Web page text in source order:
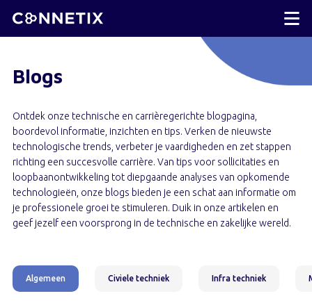
Blogs
Ontdek onze technische en carrièregerichte blogpagina,
boordevol informatie, inzichten en tips. Verken de nieuwste
technologische trends, verbeter je vaardigheden en zet stappen
richting een succesvolle carrière. Van tips voor sollicitaties en
loopbaanontwikkeling tot diepgaande analyses van opkomende
technologieën, onze blogs bieden je een schat aan informatie om
je professionele groei te stimuleren. Duik in onze artikelen en
geef jezelf een voorsprong in de technische en zakelijke wereld.
Algemeen Civiele techniek Infra techniek